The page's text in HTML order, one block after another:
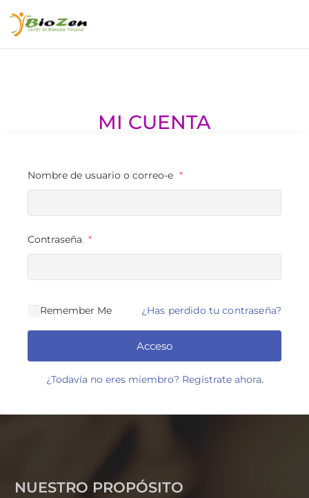
MI CUENTA
Nombre de usuario o correo-e *
Contraseña *
Remember Me ¿Has perdido tu contraseña?
Acceso
¿Todavía no eres miembro? Regístrate ahora.
NUESTRO PROPÓSITO